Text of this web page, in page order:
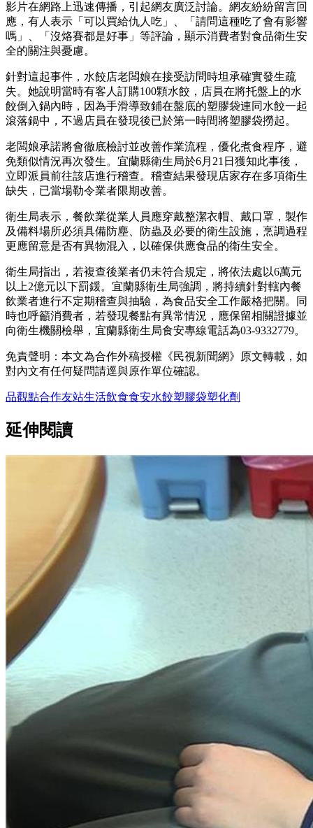
影片在網路上迅速傳播，引起網友廣泛討論。網友紛紛留言回
應，有人表示「可以買給仇人吃」、「請問這種吃了會有影響
嗎」、「沒烙賽都是好事」等評論，顯示消費者對食品衛生安
全的關注與憂慮。
針對這起事件，水餃店老闆娘在接受訪問時坦承確實發生疏
失。她說明當時有客人訂購100顆水餃，店員在將托盤上的水
餃倒入鍋內時，因為手滑導致鋪在盤底的塑膠袋連同水餃一起
滾落鍋中，不過店員在發現後已於第一時間將塑膠袋撈起。
老闆娘承諾將會徹底檢討並改善作業流程，優化煮食程序，避
免類似情況再次發生。宜蘭縣衛生局於6月21日獲知此事後，
立即派員前往該店進行稽查。稽查結果發現店家存在多項衛生
缺失，已當場勒令業者限期改善。
衛生局表示，餐飲業從業人員應穿戴整潔衣帽、戴口罩，製作
及備料場所必須具備防塵、防蟲及必要的衛生設施，烹調過程
更應留意是否有異物混入，以確保供應食品的衛生安全。
衛生局指出，若複查後業者仍未符合規定，將依法處以6萬元
以上2億元以下罰鍰。宜蘭縣衛生局強調，將持續針對轄內餐
飲業者進行不定期稽查與抽驗，為食品安全工作嚴格把關。同
時也呼籲消費者，若發現餐點有異常情況，應保留相關證據並
向衛生機關檢舉，宜蘭縣衛生局食安專線電話為03-9332779。
免責聲明：本文為合作外稿授權《民視新聞網》原文轉載，如
對內文有任何疑問請逕與原作單位確認。
品觀點合作友站生活飲食食安水餃塑膠袋塑化劑
延伸閱讀